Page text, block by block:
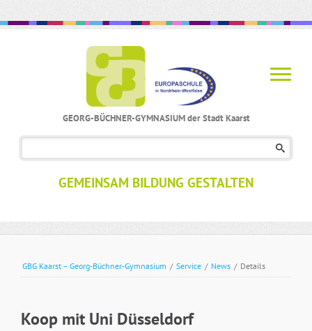
GEORG-BÜCHNER-GYMNASIUM der Stadt Kaarst
GEMEINSAM BILDUNG GESTALTEN
GBG Kaarst – Georg-Büchner-Gymnasium / Service / News / Details
Koop mit Uni Düsseldorf